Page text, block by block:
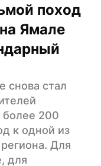
поход
Ямале
снова стал
более 200
к одной из
Для
для